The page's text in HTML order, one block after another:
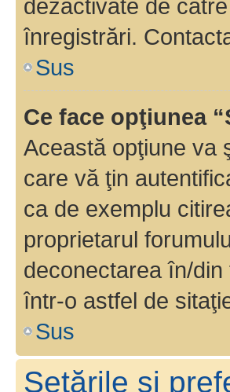
dezactivate de
înregistrări.
Sus
Ce face opţiunea
Această opţiune va
care vă ţin
ca de exemplu
proprietarul
deconectarea în/
într-o astfel de
Sus
Setările şi